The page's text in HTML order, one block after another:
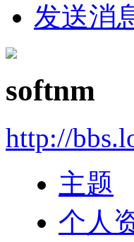
发送消
softnm
http://
主题
个人